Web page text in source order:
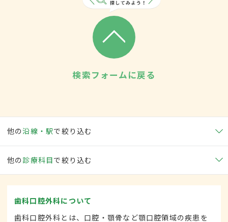
検索フォームに戻る
他の沿線・駅で絞り込む
他の 診療科目で絞り込む
歯科口腔外科について
歯科口腔外科とは、口腔・顎骨など顎口腔領域の疾患を